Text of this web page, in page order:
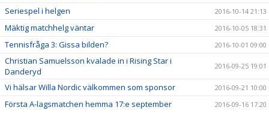
Seriespel i helgen 2016-10-14 21:13
Mäktig matchhelg väntar 2016-10-05 18:31
Tennisfråga 3: Gissa bilden? 2016-10-01 09:00
Christian Samuelsson kvalade in i Rising Star i
Danderyd
2016-09-25 19:01
Vi hälsar Willa Nordic välkommen som sponsor 2016-09-21 10:00
Första A-lagsmatchen hemma 17:e september 2016-09-16 17:20